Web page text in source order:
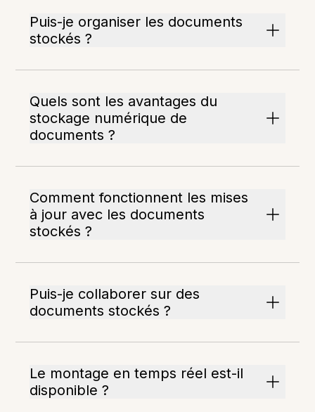
Puis-je organiser les documents
stockés ?
Quels sont les avantages du
stockage numérique de
documents ?
Comment fonctionnent les mises
à jour avec les documents
stockés ?
Puis-je collaborer sur des
documents stockés ?
Le montage en temps réel est-il
disponible ?